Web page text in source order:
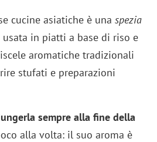
cucine asiatiche è una spezia
usata in piatti a base di riso e
aromatiche tradizionali
stufati e preparazioni
sempre alla fine della
alla volta: il suo aroma è